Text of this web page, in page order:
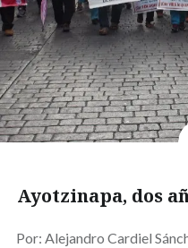
Ayotzinapa, dos
Por: Alejandro Cardiel